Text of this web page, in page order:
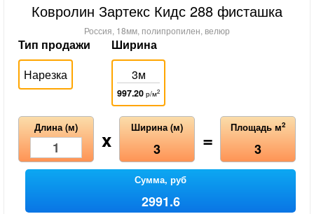
Ковролин Зартекс Кидс 288 фисташка
Россия, 18мм, полипропилен, велюр
Тип продажи
Нарезка
Ширина
3м
997.20 р/м2
Длина (м) x Ширина (м)
3 = Площадь м2
3
Сумма, руб
2991.6